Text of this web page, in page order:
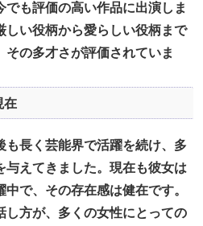
も評価の高い作品に出演しま
しい役柄から愛らしい役柄まで
の多才さが評価されていま
在
も長く芸能界で活躍を続け、多
与えてきました。現在も彼女は
で、その存在感は健在です。
し方が、多くの女性にとっての